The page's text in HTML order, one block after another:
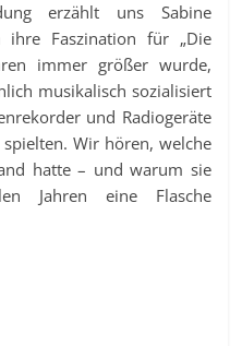
erzählt uns Sabine
Faszination für „Die
immer größer wurde,
musikalisch sozialisiert
und Radiogeräte
Wir hören, welche
hatte – und warum sie
Jahren eine Flasche